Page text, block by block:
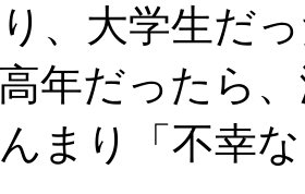
、大学生だ
年だったら
まり「不幸